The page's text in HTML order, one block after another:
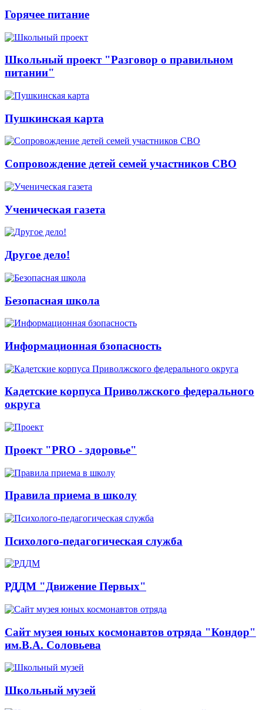
Горячее питание
Школьный проект "Разговор о правильном
питании"
Пушкинская карта
Сопровождение детей семей участников СВО
Ученическая газета
Другое дело!
Безопасная школа
Информационная бзопасность
Кадетские корпуса Приволжского федерального
округа
Проект "PRO - здоровье"
Правила приема в школу
Психолого-педагогическая служба
РДДМ "Движение Первых"
Сайт музея юных космонавтов отряда "Кондор"
им.В.А. Соловьева
Школьный музей